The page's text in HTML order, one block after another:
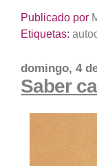
Publicado por
Etiquetas:
domingo, 4
Saber